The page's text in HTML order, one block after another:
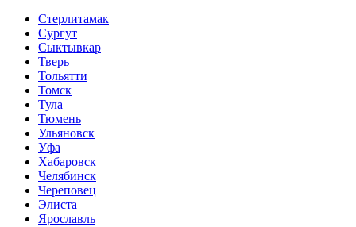
Стерлитамак
Сургут
Сыктывкар
Тверь
Тольятти
Томск
Тула
Тюмень
Ульяновск
Уфа
Хабаровск
Челябинск
Череповец
Элиста
Ярославль